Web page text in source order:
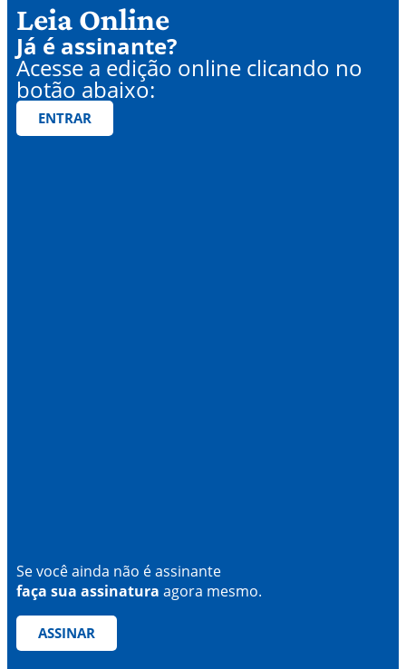
Leia Online
Já é assinante?
Acesse a edição online clicando no
botão abaixo:
ENTRAR
Se você ainda não é assinante
faça sua assinatura agora mesmo.
ASSINAR